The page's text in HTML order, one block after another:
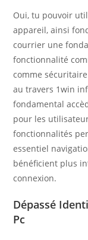
Oui, tu pouvoir
appareil, ainsi
courrier une
fonctionnalité
comme
au travers 1win
fondamental
pour les
fonctionnalités
essentiel
bénéficient plus
connexion.
Dépassé
Pc